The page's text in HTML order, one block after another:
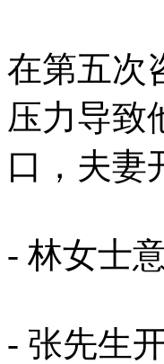
在第五次
压力导致
口，夫妻
- 林女士
- 张先生